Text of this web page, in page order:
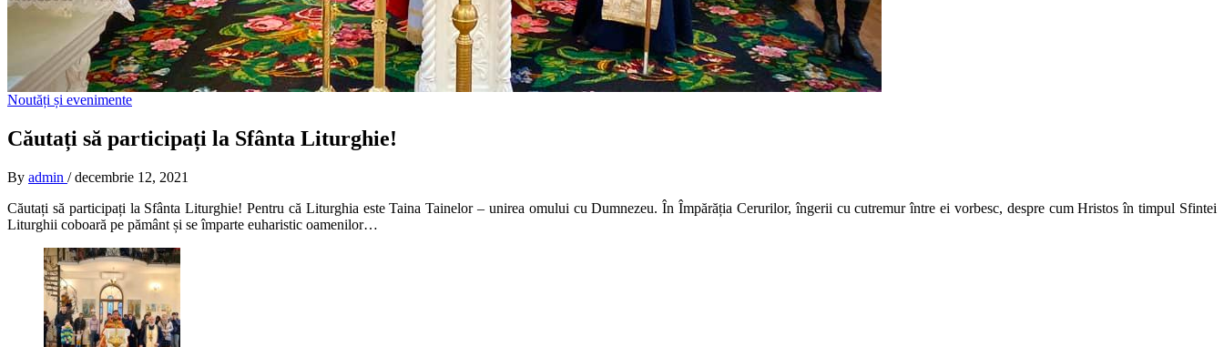
Noutăți și evenimente
Căutați să participați la Sfânta Liturghie!
By admin / decembrie 12, 2021
Căutați să participați la Sfânta Liturghie! Pentru că Liturghia este Taina Tainelor – unirea omului cu Dumnezeu. În Împărăția Cerurilor, îngerii cu cutremur între ei vorbesc, despre cum Hristos în timpul Sfintei
Liturghii coboară pe pământ și se împarte euharistic oamenilor…